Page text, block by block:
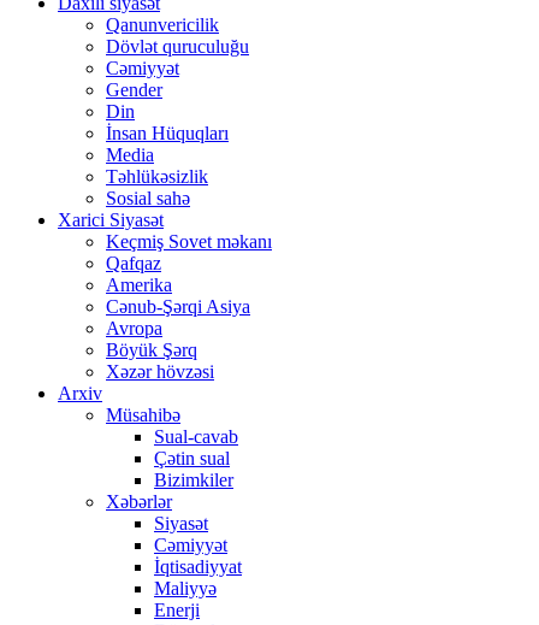
Qanunvericilik
Dövlət quruculuğu
Cəmiyyət
Gender
Din
İnsan Hüquqları
Media
Təhlükəsizlik
Sosial sahə
Xarici Siyasət
Keçmiş Sovet məkanı
Qafqaz
Amerika
Cənub-Şərqi Asiya
Avropa
Böyük Şərq
Xəzər hövzəsi
Arxiv
Müsahibə
Sual-cavab
Çətin sual
Bizimkiler
Xəbərlər
Siyasət
Cəmiyyət
İqtisadiyyat
Maliyyə
Enerji